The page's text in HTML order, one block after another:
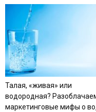
Талая, «живая» или
водородная?
маркетинговые мифы о